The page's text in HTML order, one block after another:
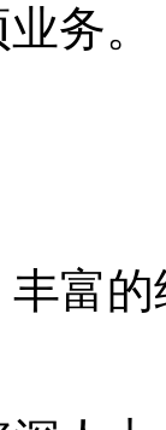
务。
富